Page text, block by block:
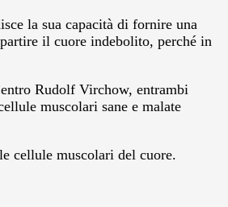
la sua capacità di fornire una
il cuore indebolito, perché in
Rudolf Virchow, entrambi
muscolari sane e malate
cellule muscolari del cuore.